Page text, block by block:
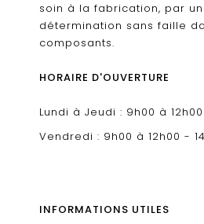
soin à la fabrication, par
détermination sans faille
composants.
HORAIRE D'OUVERTURE
Lundi à Jeudi : 9h00 à
Vendredi : 9h00 à 12h00 -
INFORMATIONS UTILES